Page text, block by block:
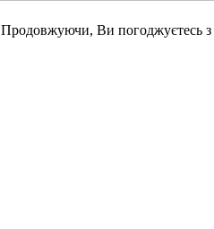
Продовжуючи, Ви погоджуєтесь з